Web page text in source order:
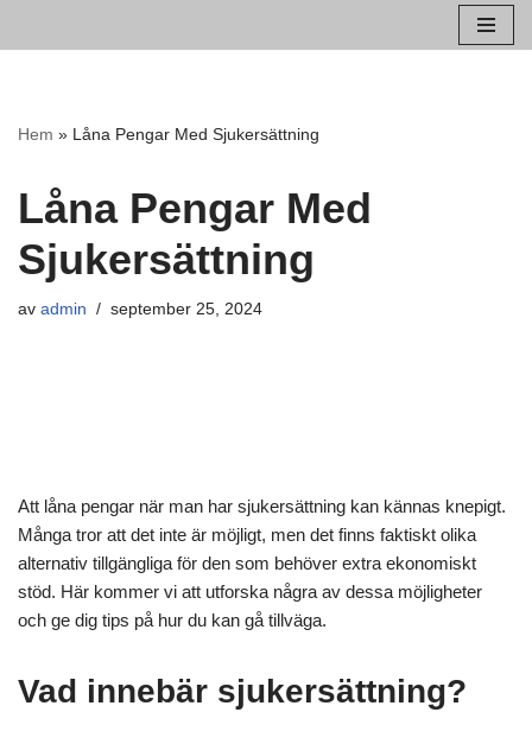
Hem » Låna Pengar Med Sjukersättning
Låna Pengar Med
Sjukersättning
av admin september 25, 2024
Att låna pengar när man har sjukersättning kan kännas knepigt.
Många tror att det inte är möjligt, men det finns faktiskt olika
alternativ tillgängliga för den som behöver extra ekonomiskt
stöd. Här kommer vi att utforska några av dessa möjligheter
och ge dig tips på hur du kan gå tillväga.
Vad innebär sjukersättning?